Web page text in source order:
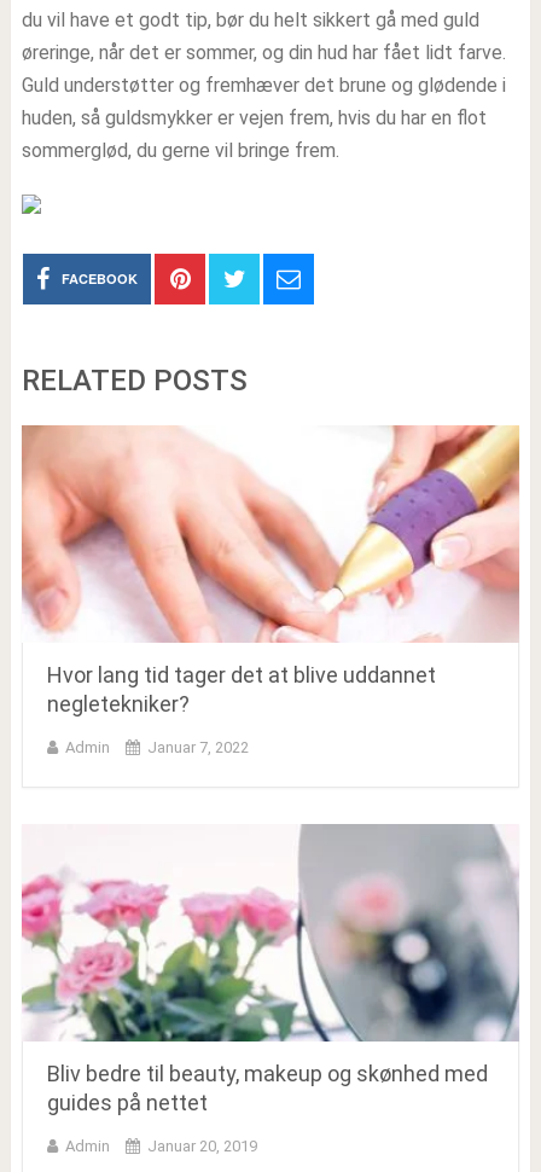
du vil have et godt tip, bør du helt sikkert gå med guld
øreringe, når det er sommer, og din hud har fået lidt farve.
Guld understøtter og fremhæver det brune og glødende i
huden, så guldsmykker er vejen frem, hvis du har en flot
sommerglød, du gerne vil bringe frem.
FACEBOOK
RELATED POSTS
Hvor lang tid tager det at blive uddannet
negletekniker?
Admin Januar 7, 2022
Bliv bedre til beauty, makeup og skønhed med
guides på nettet
Admin Januar 20, 2019